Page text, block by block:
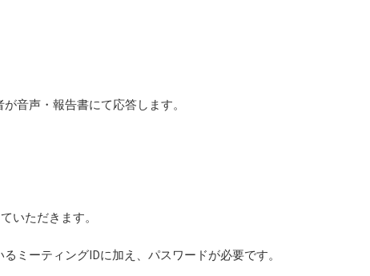
音声・報告書にて応答します。
いただきます。
ミーティングIDに加え、パスワードが必要です。